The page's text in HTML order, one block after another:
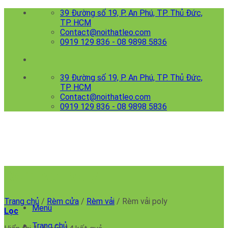
39 Đường số 19, P. An Phú, TP. Thủ Đức,
TP. HCM
Contact@noithatleo.com
0919 129 836 - 08 9898 5836
39 Đường số 19, P. An Phú, TP. Thủ Đức,
TP. HCM
Contact@noithatleo.com
0919 129 836 - 08 9898 5836
Menu
Trang chủ
Trang chủ / Rèm cửa / Rèm vải / Rèm vải poly
Lọc